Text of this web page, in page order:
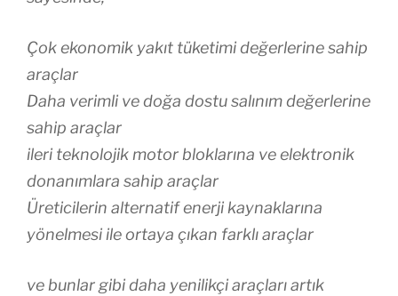
Çok ekonomik yakıt tüketimi değerlerine sahip
araçlar
Daha verimli ve doğa dostu salınım değerlerine
sahip araçlar
ileri teknolojik motor bloklarına ve elektronik
donanımlara sahip araçlar
Üreticilerin alternatif enerji kaynaklarına
yönelmesi ile ortaya çıkan farklı araçlar
ve bunlar gibi daha yenilikçi araçları artık